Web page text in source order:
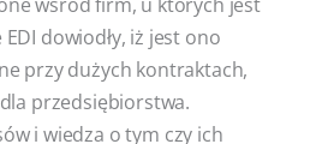
dowiodły, iż jest ono
przy dużych kontraktach,
przedsiębiorstwa.
i wiedza o tym czy ich